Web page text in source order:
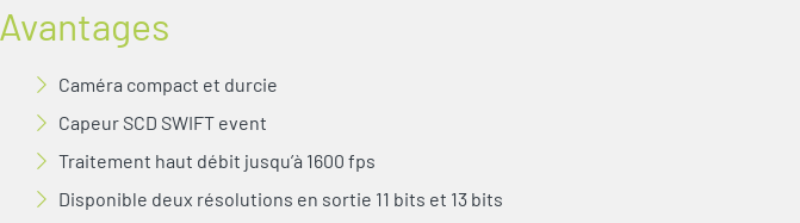
Avantages
Caméra compact et durcie
Capeur SCD SWIFT event
Traitement haut débit jusqu’à 1600 fps
Disponible deux résolutions en sortie 11 bits et 13 bits